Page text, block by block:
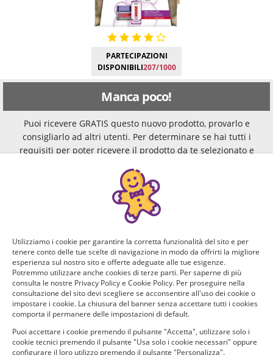
PARTECIPAZIONI
DISPONIBILI207/1000
Manca poco!
Puoi ricevere GRATIS questo nuovo prodotto, provarlo e
consigliarlo ad altri utenti. Per determinare se hai tutti i
requisiti per poter ricevere il prodotto da te selezionato e
Domanda 1 di 4:
Che marca di cosmetici usi generalmente?
Kiko, Maybelline,
MAC, Debby o
altro brand
commerciale
Dior, Estée
Lauder, Guerlain,
Chanel o altro
brand luxury
Prodotti
cosmetici
biologici
Utilizziamo i cookie per garantire la corretta funzionalità del sito e per
tenere conto delle tue scelte di navigazione in modo da offrirti la migliore
esperienza sul nostro sito e offerte adeguate alle tue esigenze.
Potremmo utilizzare anche cookies di terze parti. Per saperne di più
consulta le nostre Privacy Policy e Cookie Policy. Per proseguire nella
consultazione del sito devi scegliere se acconsentire all'uso dei cookie o
impostare i cookie. La chiusura del banner senza accettare tutti i cookies
comporta il permanere delle impostazioni di default.
Puoi accettare i cookie premendo il pulsante "Accetta", utilizzare solo i
cookie tecnici premendo il pulsante "Usa solo i cookie necessari" oppure
configurare il loro utilizzo premendo il pulsante "Personalizza".